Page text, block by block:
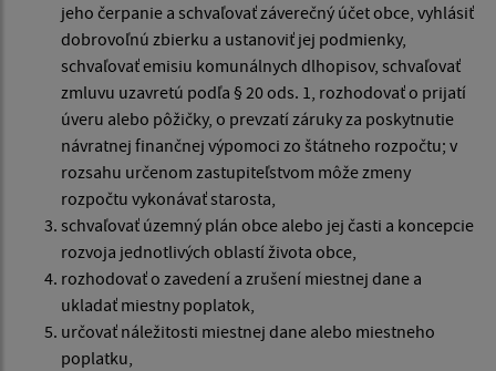
jeho čerpanie a schvaľovať záverečný účet obce, vyhlásiť
dobrovoľnú zbierku a ustanoviť jej podmienky,
schvaľovať emisiu komunálnych dlhopisov, schvaľovať
zmluvu uzavretú podľa § 20 ods. 1, rozhodovať o prijatí
úveru alebo pôžičky, o prevzatí záruky za poskytnutie
návratnej finančnej výpomoci zo štátneho rozpočtu; v
rozsahu určenom zastupiteľstvom môže zmeny
rozpočtu vykonávať starosta,
schvaľovať územný plán obce alebo jej časti a koncepcie
rozvoja jednotlivých oblastí života obce,
rozhodovať o zavedení a zrušení miestnej dane a
ukladať miestny poplatok,
určovať náležitosti miestnej dane alebo miestneho
poplatku,